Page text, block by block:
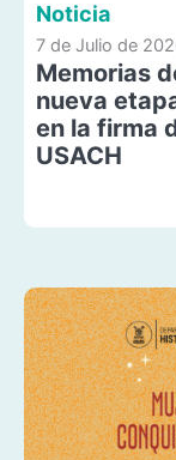
Noticia
7 de Julio de
Memorias
nueva
en la firma
USACH